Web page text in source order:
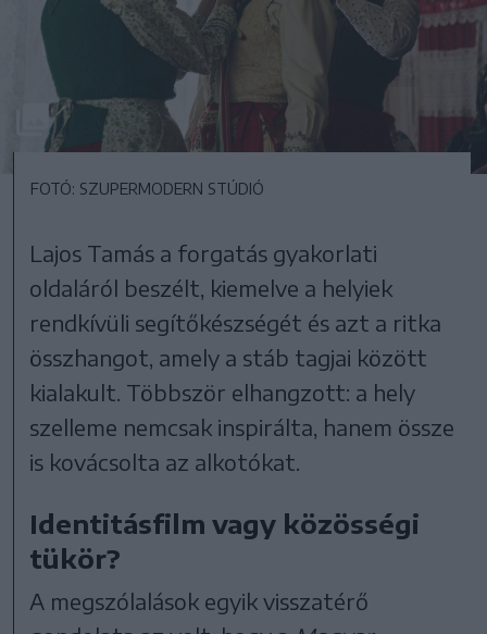
FOTÓ: SZUPERMODERN STÚDIÓ
Lajos Tamás a forgatás gyakorlati
oldaláról beszélt, kiemelve a helyiek
rendkívüli segítőkészségét és azt a ritka
összhangot, amely a stáb tagjai között
kialakult. Többször elhangzott: a hely
szelleme nemcsak inspirálta, hanem össze
is kovácsolta az alkotókat.
Identitásfilm vagy közösségi
tükör?
A megszólalások egyik visszatérő